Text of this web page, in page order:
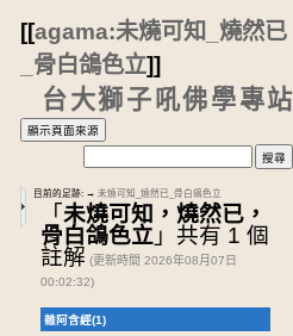
[[agama:未燒可知_燒然已
_骨白鴿色立]]
台大獅子吼佛學專站
目前的足跡: → 未燒可知_燒然已_骨白鴿色立
「未燒可知，燒然已，
骨白鴿色立 」共有 1 個
註解 (更新時間 2026年08月07日
00:02:32)
雜阿含經(1)